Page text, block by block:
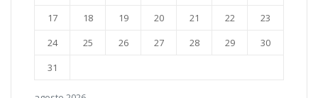
17
18 19 20 21 22
23
24
25 26 27 28 29
30
31